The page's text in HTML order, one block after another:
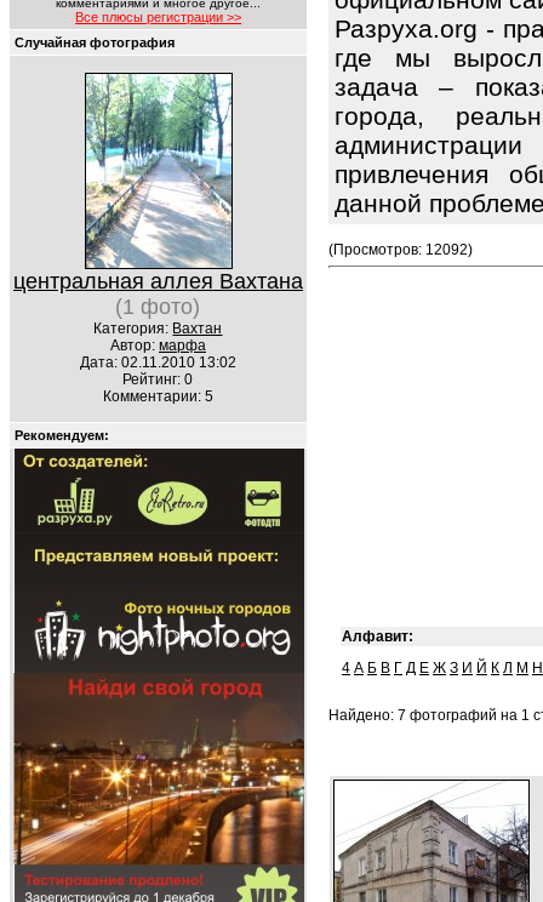
комментариями и многое другое...
Все плюсы регистрации >>
Случайная фотография
центральная аллея Вахтана
(1 фото)
Категория: Вахтан
Автор: марфа
Дата: 02.11.2010 13:02
Рейтинг: 0
Комментарии: 5
Рекомендуем:
Разруха.org -
где мы
задача –
города,
привлечения
данной
(Просмотров: 12092)
Алфавит:
4 А Б В Г Д Е Ж З И Й К Л М Н
Найдено: 7 фотографий на 1